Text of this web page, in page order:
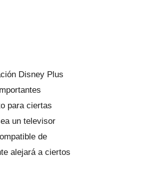
Disney Plus
para ciertas
un televisor
de
alejará a ciertos